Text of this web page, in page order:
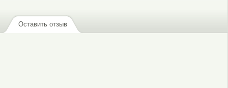
Оставить отзыв